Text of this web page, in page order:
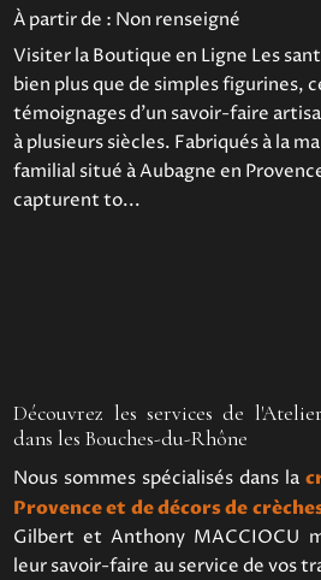
À partir de : Non renseigné
Visiter la Boutique en Ligne Les
bien plus que de simples figurines,
témoignages d’un savoir-faire
à plusieurs siècles. Fabriqués à la
familial situé à Aubagne en
capturent to...
Découvrez les services de
dans les Bouches-du-Rhône
Nous sommes spécialisés dans la
Provence et de décors de
Gilbert et Anthony MACCIOCU
leur savoir-faire au service de vos